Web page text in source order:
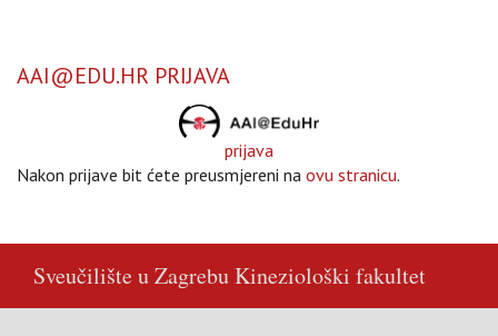
AAI@EDU.HR PRIJAVA
prijava
Nakon prijave bit ćete preusmjereni na ovu stranicu.
Sveučilište u ZagrebuKineziološki fakultet